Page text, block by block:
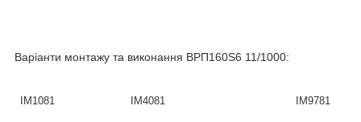
Варіанти монтажу та виконання ВРП160Ѕ6 11/1000:
IM1081 IM4081 IM9781